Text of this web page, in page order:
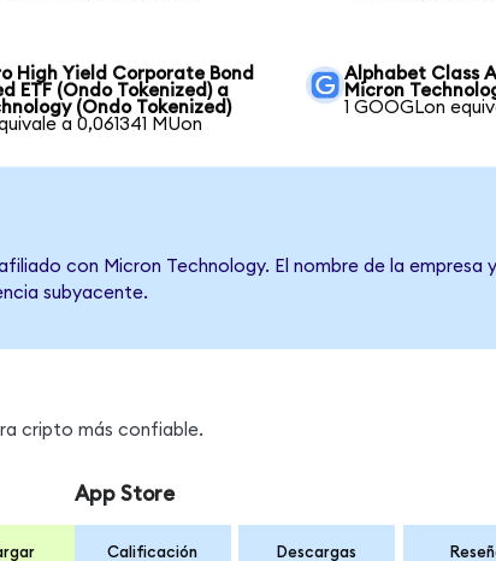
High Yield Corporate Bond
ETF (Ondo Tokenized) a
(Ondo Tokenized)
a 0,061341 MUon
Alphabet Class
Micron
1 GOOGLon
con Micron Technology. El nombre de la empresa
subyacente.
cripto más confiable.
App Store
Calificación Descargas